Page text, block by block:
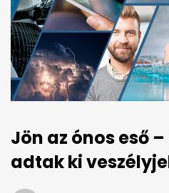
Jön az ónos eső
adtak ki